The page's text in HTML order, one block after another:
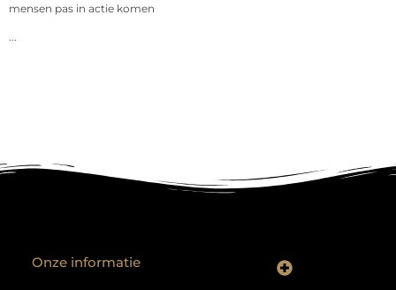
mensen pas in actie komen
...
Onze informatie